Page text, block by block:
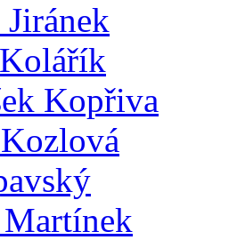
Kopřiva
Martínek